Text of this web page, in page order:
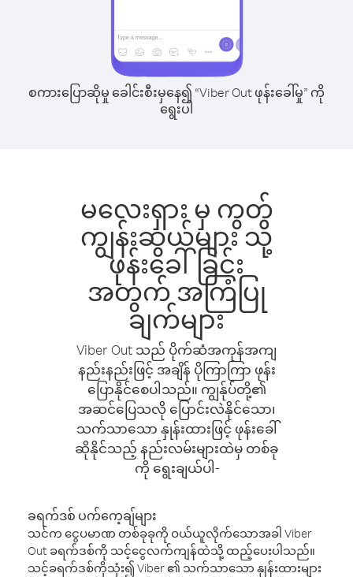
စကားပြောဆိုမှု ခေါင်းစီးမှနေ၍ “Viber Out ဖုန်းခေါ်မှု” ကို
ရွေးပါ
မလေးရှား မှ ကွတ်
ကျွန်းဆွယ်များ သို့
ဖုန်းခေါ်ခြင်း
အတွက် အကြံပြု
ချက်များ
Viber Out သည် ပိုက်ဆံအကုန်အကျ
နည်းနည်းဖြင့် အချိန် ပိုကြာကြာ ဖုန်း
ပြောနိုင်စေပါသည်။ ကျွန်ုပ်တို့၏
အဆင်ပြေသလို ပြောင်းလဲနိုင်သော၊
သက်သာသော နှုန်းထားဖြင့် ဖုန်းခေါ်
ဆိုနိုင်သည့် နည်းလမ်းများထဲမှ တစ်ခု
ကို ရွေးချယ်ပါ-
ခရက်ဒစ် ပက်ကေ့ချ်များ
သင်က ငွေပမာဏ တစ်ခုခုကို ဝယ်ယူလိုက်သောအခါ Viber
Out ခရက်ဒစ်ကို သင့်ငွေလက်ကျန်ထဲသို့ ထည့်ပေးပါသည်။
သင့်ခရက်ဒစ်ကိုသုံး၍ Viber ၏ သက်သာသော နှုန်းထားများ